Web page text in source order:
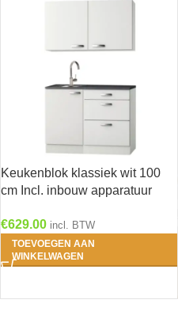
Keukenblok klassiek wit 100
cm Incl. inbouw apparatuur
€629.00 incl. BTW
TOEVOEGEN AAN
WINKELWAGEN